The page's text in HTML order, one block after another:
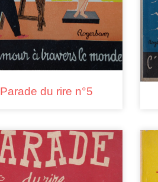
Parade du rire n°5